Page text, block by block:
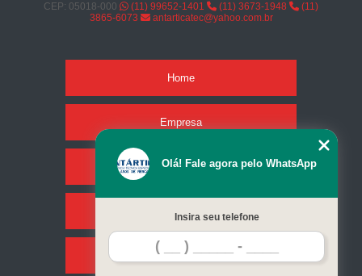
CEP: 05018-000
(11) 99652-1401 (11) 3673-1948
(11)
3865-6073
antarticatec@yahoo.com.br
Home
Empresa
Missão
Serviços
Contato
Olá! Fale agora pelo WhatsApp
Insira seu telefone